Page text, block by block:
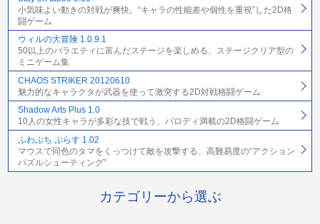
小気味よい動きの対戦が爽快。“キャラの性能差や個性を重視”した2D格
闘ゲーム
ウィルの大冒険 1.0.9.1
50以上のバラエティに富んだステージを楽しめる、ステージクリア型の
ミニゲーム集
CHAOS STRIKER 20120610
魅力的なキャラクタが武器を使って激突する2D対戦格闘ゲーム
Shadow Arts Plus 1.0
10人の女性キャラが多彩な技で戦う、パロディ満載の2D格闘ゲーム
ふわぷち ぷらす 1.02
マウスで同色のタマをくっつけて敵を攻撃する、高難易度の“アクション
パズルシューティング”
カテゴリーから選ぶ